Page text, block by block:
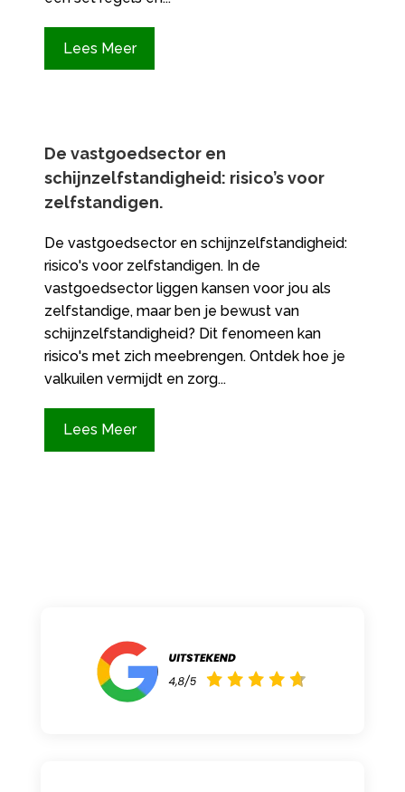
Lees Meer
De vastgoedsector en
schijnzelfstandigheid: risico’s voor
zelfstandigen.​
De vastgoedsector en schijnzelfstandigheid:
risico's voor zelfstandigen. In de
vastgoedsector liggen kansen voor jou als
zelfstandige, maar ben je bewust van
schijnzelfstandigheid? Dit fenomeen kan
risico's met zich meebrengen. Ontdek hoe je
valkuilen vermijdt en zorg...
Lees Meer